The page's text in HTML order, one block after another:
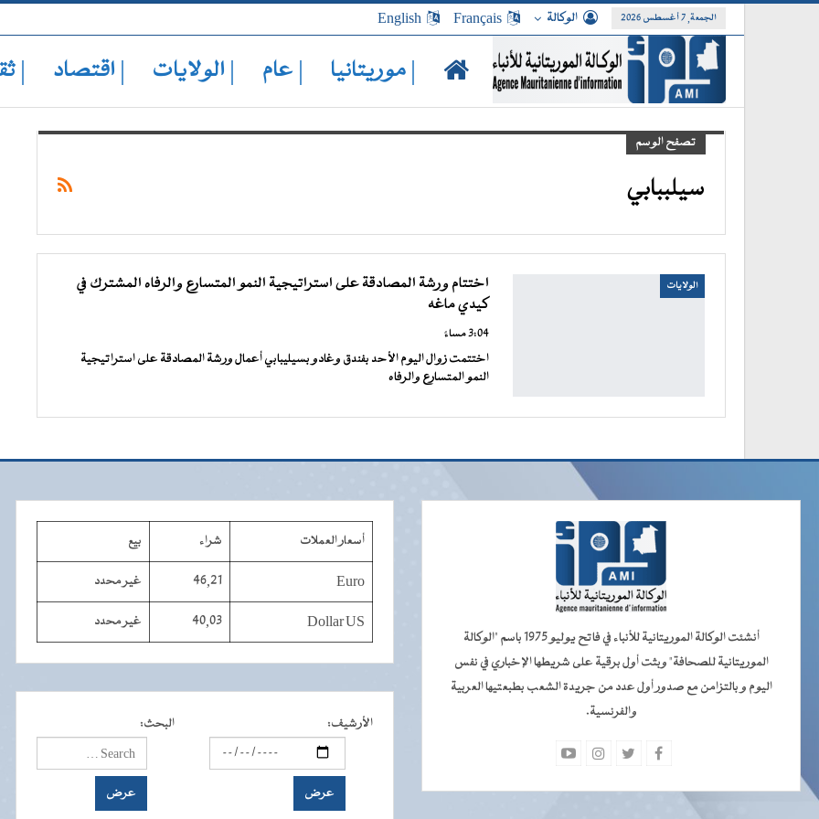
الجمعة, 7 أغسطس 2026 الوكالة Français
English
| موريتانيا | عام | الولايات | اقتصاد |
تصفح الوسم
سيلببابي
الولايات
اختتام ورشة المصادقة على استراتيجية النمو المتسارع والرفاه المشترك في
كيدي ماغه
3:04 مساءً
اختتمت زوال اليوم الأحد بفندق وغادو بسيليبابي أعمال ورشة المصادقة على استراتيجية
النمو المتسارع والرفاه
أنشئت الوكالة الموريتانية للأنباء في فاتح يوليو 1975 باسم "الوكالة
الموريتانية للصحافة" وبثت أول برقية على شريطها الإخباري في نفس
اليوم و بالتزامن مع صدور أول عدد من جريدة الشعب بطبعتيها العربية
والفرنسية.
أسعار العملات شراء بيع
Euro
46,21 غير محدد
Dollar US
40,03 غير محدد
الأرشيف: البحث: